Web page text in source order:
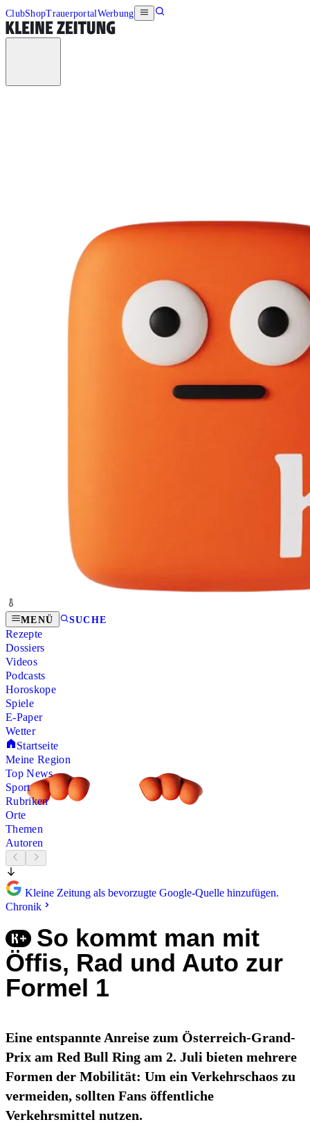
ClubShopTrauerportalWerbung
MENÜ SUCHE
Rezepte
Dossiers
Videos
Podcasts
Horoskope
Spiele
E-Paper
Wetter
Startseite
Meine Region
Top News
Sport
Rubriken
Orte
Themen
Autoren
Kleine Zeitung als bevorzugte Google-Quelle hinzufügen.
Chronik
So kommt man mit
Öffis, Rad und Auto zur
Formel 1
Eine entspannte Anreise zum Österreich-Grand-
Prix am Red Bull Ring am 2. Juli bieten mehrere
Formen der Mobilität: Um ein Verkehrschaos zu
vermeiden, sollten Fans öffentliche
Verkehrsmittel nutzen.